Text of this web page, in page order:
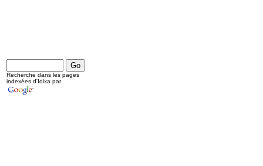
Recherche dans les pages
indexées d'Idixa par